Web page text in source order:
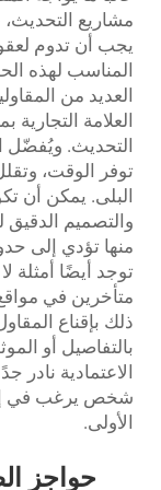
مشاريع التحديث،
يجب أن تدوم لعقود.
المناسب لهذه
العديد من
العلامة التجارية
التحديث. ويُفضّل
توفر الوقت، وتقلل
البلى. يمكن أن
والتصميم الدقيق
منها تؤدي إلى
توجد أيضًا أمثلة
متأخرين في مواقع
ذلك بإقناع المقاول
بالتفاصيل أو
الاعتمادية نادر
شخص يرغب في
الأولى.